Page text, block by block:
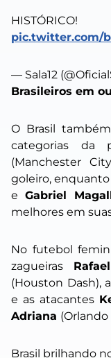
HISTÓRICO!
pic.twitter.com/
— Sala12
Brasileiros em
O Brasil
categorias da
(Manchester
goleiro,
e Gabriel
melhores em
No futebol
zagueiras
(Houston Dash),
e as atacantes
Adriana
Brasil brilhando